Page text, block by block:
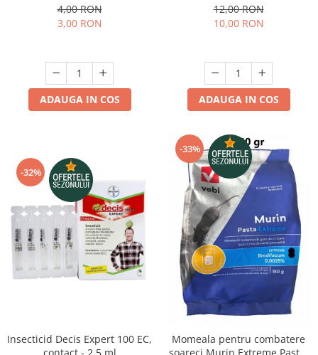
4,00 RON
3,00 RON
ADAUGA IN COS
12,00 RON
10,00 RON
ADAUGA IN COS
-32%
Insecticid Decis Expert 100 EC,
-33%
Momeala pentru combatere